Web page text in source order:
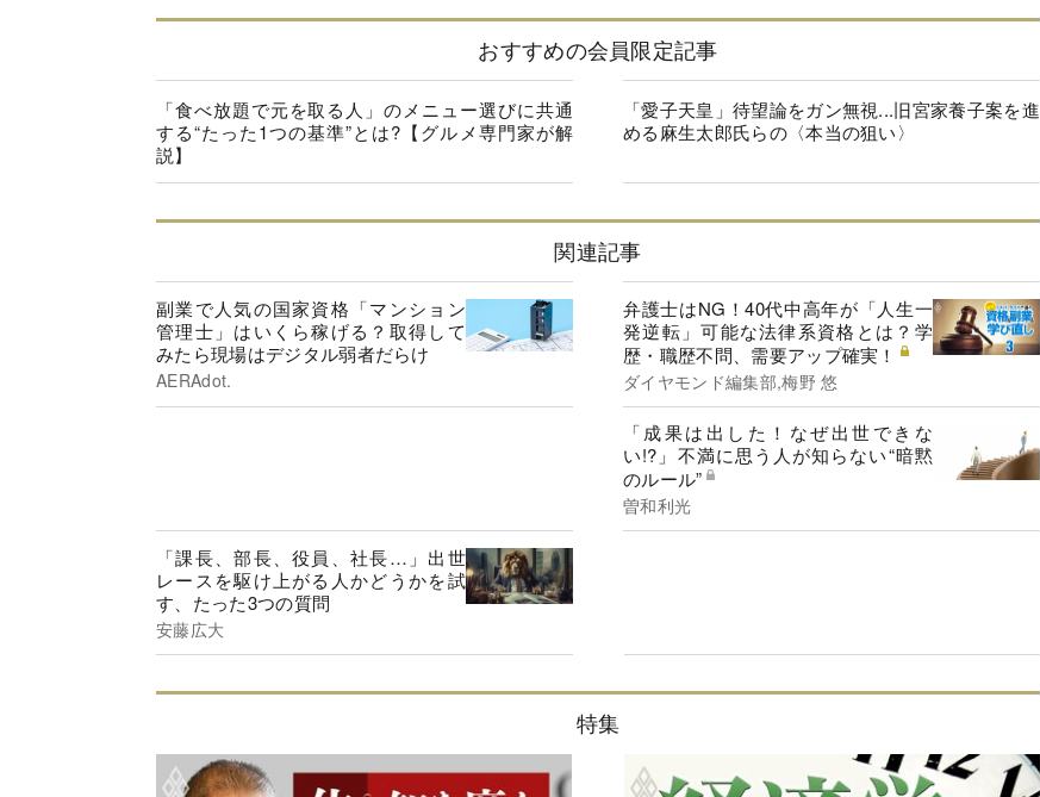
おすすめの会員限定記事
「食べ放題で元を取る人」のメニュー選びに共通
する“たった1つの基準”とは?【グルメ専門家が解
説】
「愛子天皇」待望論をガン無視...旧宮家養子案を進
める麻生太郎氏らの〈本当の狙い〉
関連記事
副業で人気の国家資格「マンション
管理士」はいくら稼げる？取得して
みたら現場はデジタル弱者だらけ
AERAdot.
弁護士はNG！40代中高年が「人生一
発逆転」可能な法律系資格とは？学
歴・職歴不問、需要アップ確実！
ダイヤモンド編集部,梅野 悠
「成果は出した！なぜ出世できな
い!?」不満に思う人が知らない“暗黙
のルール”
曽和利光
「課長、部長、役員、社長…」出世
レースを駆け上がる人かどうかを試
す、たった3つの質問
安藤広大
特集